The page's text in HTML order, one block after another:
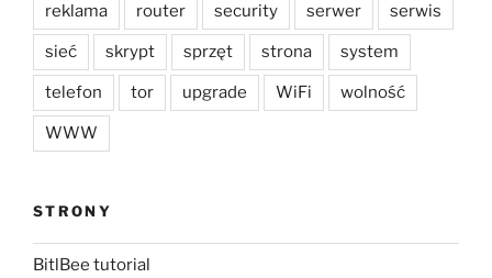
reklama router security serwer serwis
sieć skrypt sprzęt strona system
telefon tor upgrade WiFi wolność
WWW
STRONY
BitlBee tutorial